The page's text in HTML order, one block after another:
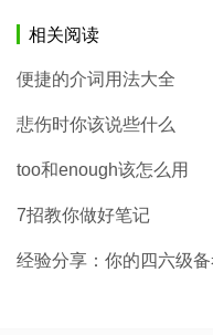
相关阅读
便捷的介词用法大全
悲伤时你该说些什么
too和enough该怎么用
7招教你做好笔记
经验分享：你的四六级